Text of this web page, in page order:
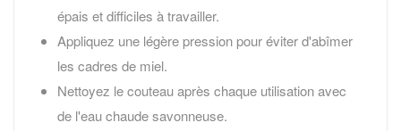
épais et difficiles à travailler.
Appliquez une légère pression pour éviter d'abîmer
les cadres de miel.
Nettoyez le couteau après chaque utilisation avec
de l'eau chaude savonneuse.